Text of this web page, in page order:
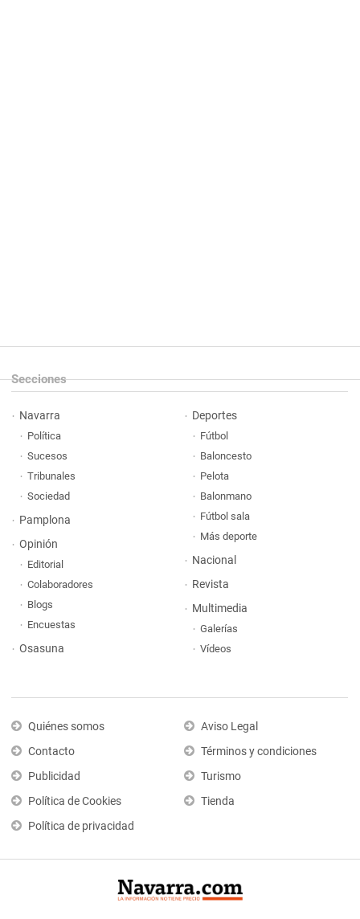
Secciones
Navarra
Política
Sucesos
Tribunales
Sociedad
Pamplona
Opinión
Editorial
Colaboradores
Blogs
Encuestas
Osasuna
Deportes
Fútbol
Baloncesto
Pelota
Balonmano
Fútbol sala
Más deporte
Nacional
Revista
Multimedia
Galerías
Vídeos
Quiénes somos
Contacto
Publicidad
Política de Cookies
Política de privacidad
Aviso Legal
Términos y condiciones
Turismo
Tienda